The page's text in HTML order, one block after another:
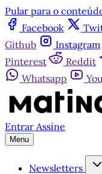
Pular para o
Facebook
Github
Instagram
Pinterest
Reddit
Whatsapp
Entrar Assine
Menu
Newsletters